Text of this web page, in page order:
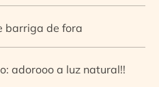
barriga de fora
adorooo a luz natural!!